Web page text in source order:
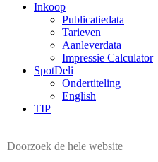
Inkoop
Publicatiedata
Tarieven
Aanleverdata
Impressie Calculator
SpotDeli
Ondertiteling
English
TIP